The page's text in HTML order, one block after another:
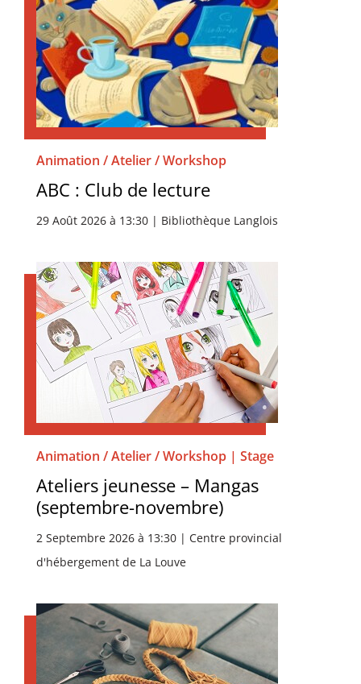
Animation / Atelier / Workshop
ABC : Club de lecture
29 Août 2026 à 13:30 | Bibliothèque Langlois
Animation / Atelier / Workshop | Stage
Ateliers jeunesse – Mangas
(septembre-novembre)
2 Septembre 2026 à 13:30 | Centre provincial
d'hébergement de La Louve